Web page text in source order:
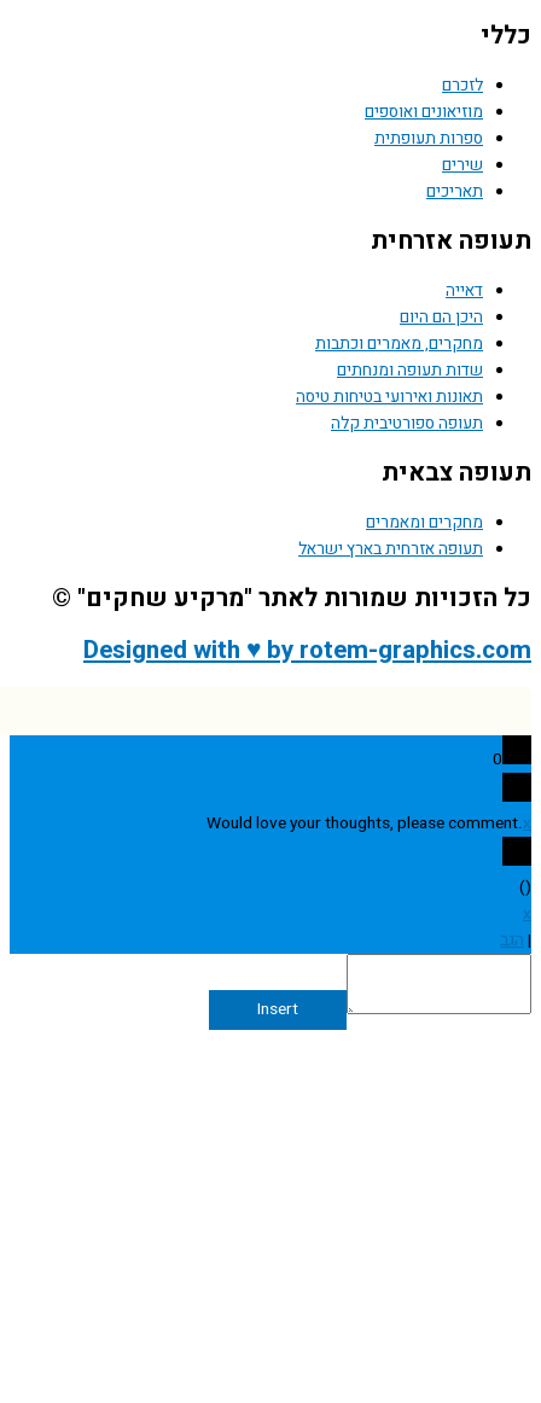
לזכרם
מוזיאונים ואוספים
ספרות תעופתית
שירים
תאריכים
אזרחית
דאייה
היכן הם היום
מחקרים, מאמרים וכתבות
שדות תעופה ומנחתים
תאונות ואירועי בטיחות טיסה
תעופה ספורטיבית קלה
צבאית
מחקרים ומאמרים
תעופה אזרחית בארץ ישראל
שמורות לאתר "מרקיע שחקים" ©
Designed with ♥ by rotem-
Would love your thoughts, please
Insert